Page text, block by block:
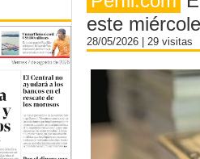
este
28/05/2026 | 29 visitas